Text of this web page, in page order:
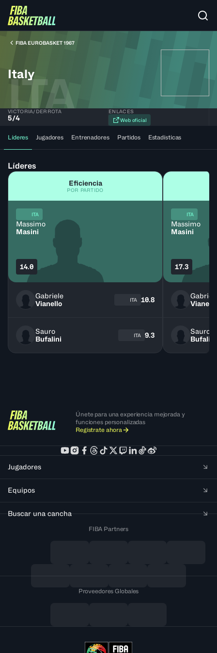
FIBA EUROBASKET 1967
Italy
ITA
VICTORIA/DERROTA
5/4
ENLACES
Web oficial
Líderes Jugadores Entrenadores Partidos Estadísticas
Líderes
Eficiencia
POR PARTIDO
ITA
Massimo
Masini
14.0
Gabriele
Vianello
ITA 10.8
Sauro
Bufalini
ITA 9.3
ITA
Massimo
Masini
17.3
Vianello
Sauro
Bufalini
Únete para una experiencia mejorada y
funciones personalizadas
Regístrate ahora
Jugadores
Equipos
Buscar una cancha
FIBA Partners
Proveedores Globales